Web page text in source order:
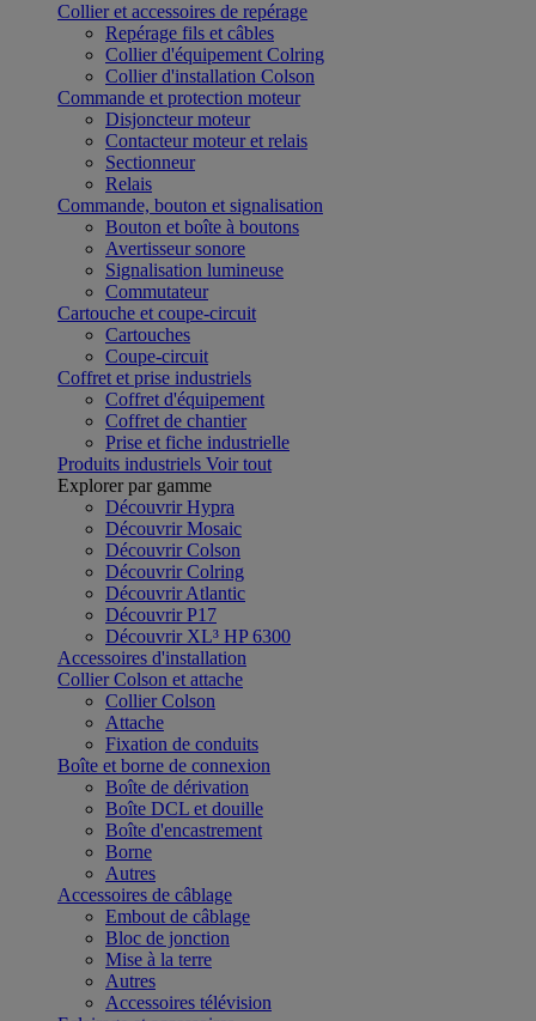
Collier et accessoires de repérage
Repérage fils et câbles
Collier d'équipement Colring
Collier d'installation Colson
Commande et protection moteur
Disjoncteur moteur
Contacteur moteur et relais
Sectionneur
Relais
Commande, bouton et signalisation
Bouton et boîte à boutons
Avertisseur sonore
Signalisation lumineuse
Commutateur
Cartouche et coupe-circuit
Cartouches
Coupe-circuit
Coffret et prise industriels
Coffret d'équipement
Coffret de chantier
Prise et fiche industrielle
Produits industriels Voir tout
Explorer par gamme
Découvrir Hypra
Découvrir Mosaic
Découvrir Colson
Découvrir Colring
Découvrir Atlantic
Découvrir P17
Découvrir XL³ HP 6300
Accessoires d'installation
Collier Colson et attache
Collier Colson
Attache
Fixation de conduits
Boîte et borne de connexion
Boîte de dérivation
Boîte DCL et douille
Boîte d'encastrement
Borne
Autres
Accessoires de câblage
Embout de câblage
Bloc de jonction
Mise à la terre
Autres
Accessoires télévision